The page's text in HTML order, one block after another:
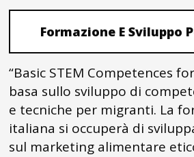
Formazione E Sviluppo
“Basic STEM Competences
basa sullo sviluppo di
e tecniche per migranti. La
italiana si occuperà di
sul marketing alimentare